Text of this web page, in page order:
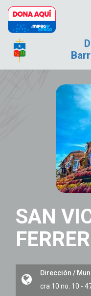
Pasar al contenido principal
SAN
FERRER
Dirección /
cra 10 no. 10 -